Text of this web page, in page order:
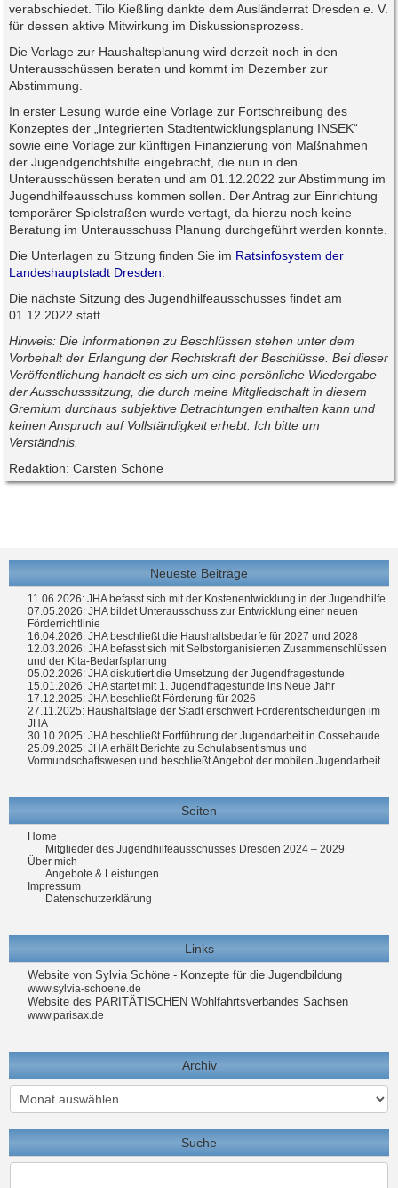
verabschiedet. Tilo Kießling dankte dem Ausländerrat Dresden e. V.
für dessen aktive Mitwirkung im Diskussionsprozess.
Die Vorlage zur Haushaltsplanung wird derzeit noch in den
Unterausschüssen beraten und kommt im Dezember zur
Abstimmung.
In erster Lesung wurde eine Vorlage zur Fortschreibung des
Konzeptes der „Integrierten Stadtentwicklungsplanung INSEK“
sowie eine Vorlage zur künftigen Finanzierung von Maßnahmen
der Jugendgerichtshilfe eingebracht, die nun in den
Unterausschüssen beraten und am 01.12.2022 zur Abstimmung im
Jugendhilfeausschuss kommen sollen. Der Antrag zur Einrichtung
temporärer Spielstraßen wurde vertagt, da hierzu noch keine
Beratung im Unterausschuss Planung durchgeführt werden konnte.
Die Unterlagen zu Sitzung finden Sie im Ratsinfosystem der
Landeshauptstadt Dresden
Die nächste Sitzung des Jugendhilfeausschusses findet am
01.12.2022 statt.
Hinweis: Die Informationen zu Beschlüssen stehen unter dem
Vorbehalt der Erlangung der Rechtskraft der Beschlüsse. Bei dieser
Veröffentlichung handelt es sich um eine persönliche Wiedergabe
der Ausschusssitzung, die durch meine Mitgliedschaft in diesem
Gremium durchaus subjektive Betrachtungen enthalten kann und
keinen Anspruch auf Vollständigkeit erhebt. Ich bitte um
Verständnis.
Redaktion: Carsten Schöne
Neueste Beiträge
11.06.2026: JHA befasst sich mit der Kostenentwicklung in der Jugendhilfe
07.05.2026: JHA bildet Unterausschuss zur Entwicklung einer neuen
Förderrichtlinie
16.04.2026: JHA beschließt die Haushaltsbedarfe für 2027 und 2028
12.03.2026: JHA befasst sich mit Selbstorganisierten Zusammenschlüssen
und der Kita-Bedarfsplanung
05.02.2026: JHA diskutiert die Umsetzung der Jugendfragestunde
15.01.2026: JHA startet mit 1. Jugendfragestunde ins Neue Jahr
17.12.2025: JHA beschließt Förderung für 2026
27.11.2025: Haushaltslage der Stadt erschwert Förderentscheidungen im
JHA
30.10.2025: JHA beschließt Fortführung der Jugendarbeit in Cossebaude
25.09.2025: JHA erhält Berichte zu Schulabsentismus und
Vormundschaftswesen und beschließt Angebot der mobilen Jugendarbeit
Seiten
Home
Mitglieder des Jugendhilfeausschusses Dresden 2024 – 2029
Über mich
Angebote & Leistungen
Impressum
Datenschutzerklärung
Links
Website von Sylvia Schöne - Konzepte für die Jugendbildung
www.sylvia-schoene.de
Website des PARITÄTISCHEN Wohlfahrtsverbandes Sachsen
www.parisax.de
Archiv
Archiv
Suche